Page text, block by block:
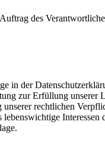
des
in der
zur Erfüllung unserer
rechtlichen
Interessen